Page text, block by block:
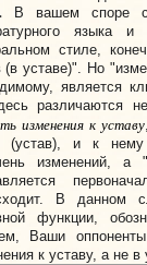
В вашем споре
языка
стиле,
(в уставе)". Но
является
различаются
изменения к уставу
(устав), и к
изменений, а
В данном
функции,
Ваши
к уставу, а не в